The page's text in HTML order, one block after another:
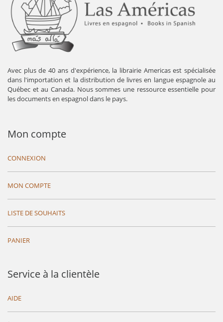
Avec plus de 40 ans d'expérience, la librairie Americas est spécialisée
dans l'importation et la distribution de livres en langue espagnole au
Québec et au Canada. Nous sommes une ressource essentielle pour
les documents en espagnol dans le pays.
Mon compte
CONNEXION
MON COMPTE
LISTE DE SOUHAITS
PANIER
Service à la clientèle
AIDE